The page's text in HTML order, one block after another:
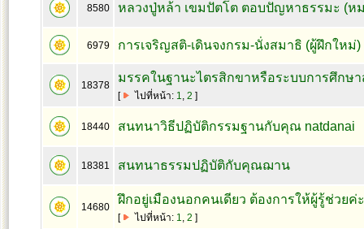
8580 หลวงปู่หล้า เขมปัตโต ตอบปัญหาธรรมะ (ห
6979 การเจริญสติ-เดินจงกรม-นั่งสมาธิ (ผู้ฝึกใหม่
18378
มรรคในฐานะไตรสิกขาหรือระบบการศึกษ
[ ไปที่หน้า: 1, 2 ]
18440 สนทนาวิธีปฏิบัติกรรมฐานกับคุณ natdanai
18381 สนทนาธรรมปฏิบัติกับคุณฌาน
14680
ฝึกอยู่เมืองนอกคนเดียว ต้องการให้ผู้รู้ช่วยค่ะ
[ ไปที่หน้า: 1, 2 ]